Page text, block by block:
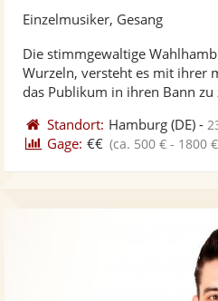
Einzelmusiker, Gesang
Die stimmgewaltige
Wurzeln, versteht es mit ihrer
das Publikum in ihren Bann zu
Standort: Hamburg (DE) -
Gage: €€ (ca. 500 € - 1800